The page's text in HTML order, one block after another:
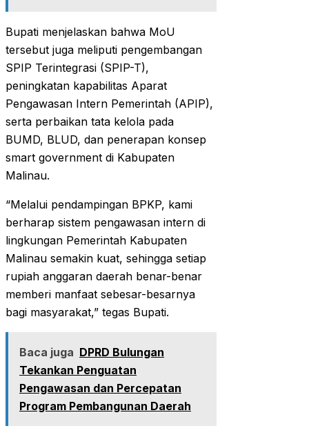
Bupati menjelaskan bahwa MoU
tersebut juga meliputi pengembangan
SPIP Terintegrasi (SPIP-T),
peningkatan kapabilitas Aparat
Pengawasan Intern Pemerintah (APIP),
serta perbaikan tata kelola pada
BUMD, BLUD, dan penerapan konsep
smart government di Kabupaten
Malinau.
“Melalui pendampingan BPKP, kami
berharap sistem pengawasan intern di
lingkungan Pemerintah Kabupaten
Malinau semakin kuat, sehingga setiap
rupiah anggaran daerah benar-benar
memberi manfaat sebesar-besarnya
bagi masyarakat,” tegas Bupati.
Baca juga DPRD Bulungan
Tekankan Penguatan
Pengawasan dan Percepatan
Program Pembangunan Daerah